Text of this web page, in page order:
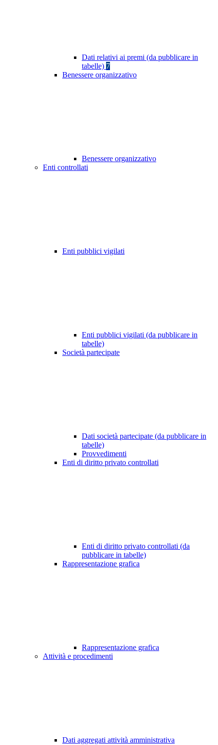
Dati relativi ai premi (da pubblicare in
tabelle) 7
Benessere organizzativo
Benessere organizzativo
Enti controllati
Enti pubblici vigilati
Enti pubblici vigilati (da pubblicare in
tabelle)
Società partecipate
Dati società partecipate (da pubblicare in
tabelle)
Provvedimenti
Enti di diritto privato controllati
Enti di diritto privato controllati (da
pubblicare in tabelle)
Rappresentazione grafica
Rappresentazione grafica
Attività e procedimenti
Dati aggregati attività amministrativa